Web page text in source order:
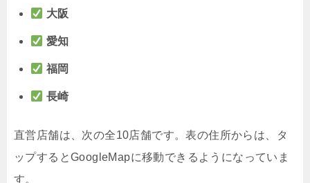
大阪
愛知
福岡
長崎
直営店舗は、次の全10店舗です。表の住所からは、タ
ップするとGoogleMapに移動できるようになっていま
す。